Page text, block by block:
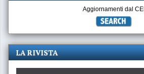
Aggiornamenti dal CEI
LA RIVISTA